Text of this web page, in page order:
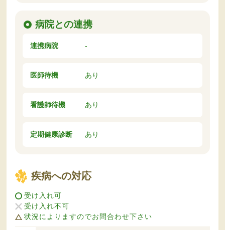
病院との連携
連携病院 -
医師待機 あり
看護師待機 あり
定期健康診断 あり
疾病への対応
受け入れ可
受け入れ不可
状況によりますのでお問合わせ下さい